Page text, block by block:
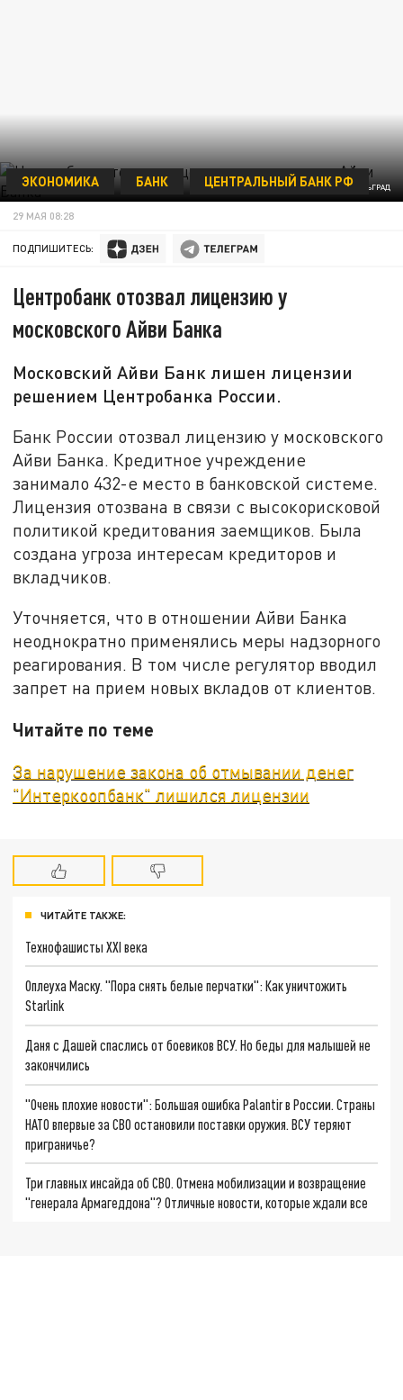
ФОТО: ЦАРЬГРАД
ЭКОНОМИКА БАНК ЦЕНТРАЛЬНЫЙ БАНК РФ
29 МАЯ 08:28
ПОДПИШИТЕСЬ:
Центробанк отозвал лицензию у
московского Айви Банка
Московский Айви Банк лишен лицензии
решением Центробанка России.
Банк России отозвал лицензию у московского
Айви Банка. Кредитное учреждение
занимало 432-е место в банковской системе.
Лицензия отозвана в связи с высокорисковой
политикой кредитования заемщиков. Была
создана угроза интересам кредиторов и
вкладчиков.
Уточняется, что в отношении Айви Банка
неоднократно применялись меры надзорного
реагирования. В том числе регулятор вводил
запрет на прием новых вкладов от клиентов.
Читайте по теме
За нарушение закона об отмывании денег
"Интеркоопбанк" лишился лицензии
ЧИТАЙТЕ ТАКЖЕ:
Технофашисты XXI века
Оплеуха Маску. "Пора снять белые перчатки": Как уничтожить
Starlink
Даня с Дашей спаслись от боевиков ВСУ. Но беды для малышей не
закончились
"Очень плохие новости": Большая ошибка Palantir в России. Страны
НАТО впервые за СВО остановили поставки оружия. ВСУ теряют
приграничье?
Три главных инсайда об СВО. Отмена мобилизации и возвращение
"генерала Армагеддона"? Отличные новости, которые ждали все